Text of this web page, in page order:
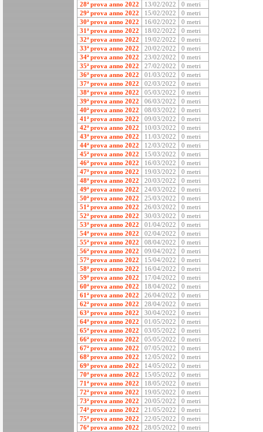
28ª prova anno 2022
13/02/2022
0 metri
29ª prova anno 2022
15/02/2022
0 metri
30ª prova anno 2022
16/02/2022
0 metri
31ª prova anno 2022
18/02/2022
0 metri
32ª prova anno 2022
19/02/2022
0 metri
33ª prova anno 2022
20/02/2022
0 metri
34ª prova anno 2022
23/02/2022
0 metri
35ª prova anno 2022
27/02/2022
0 metri
36ª prova anno 2022
01/03/2022
0 metri
37ª prova anno 2022
02/03/2022
0 metri
38ª prova anno 2022
05/03/2022
0 metri
39ª prova anno 2022
06/03/2022
0 metri
40ª prova anno 2022
08/03/2022
0 metri
41ª prova anno 2022
09/03/2022
0 metri
42ª prova anno 2022
10/03/2022
0 metri
43ª prova anno 2022
11/03/2022
0 metri
44ª prova anno 2022
12/03/2022
0 metri
45ª prova anno 2022
15/03/2022
0 metri
46ª prova anno 2022
16/03/2022
0 metri
47ª prova anno 2022
19/03/2022
0 metri
48ª prova anno 2022
20/03/2022
0 metri
49ª prova anno 2022
24/03/2022
0 metri
50ª prova anno 2022
25/03/2022
0 metri
51ª prova anno 2022
26/03/2022
0 metri
52ª prova anno 2022
30/03/2022
0 metri
53ª prova anno 2022
01/04/2022
0 metri
54ª prova anno 2022
02/04/2022
0 metri
55ª prova anno 2022
08/04/2022
0 metri
56ª prova anno 2022
09/04/2022
0 metri
57ª prova anno 2022
15/04/2022
0 metri
58ª prova anno 2022
16/04/2022
0 metri
59ª prova anno 2022
17/04/2022
0 metri
60ª prova anno 2022
18/04/2022
0 metri
61ª prova anno 2022
26/04/2022
0 metri
62ª prova anno 2022
28/04/2022
0 metri
63ª prova anno 2022
30/04/2022
0 metri
64ª prova anno 2022
01/05/2022
0 metri
65ª prova anno 2022
03/05/2022
0 metri
66ª prova anno 2022
05/05/2022
0 metri
67ª prova anno 2022
07/05/2022
0 metri
68ª prova anno 2022
12/05/2022
0 metri
69ª prova anno 2022
14/05/2022
0 metri
70ª prova anno 2022
15/05/2022
0 metri
71ª prova anno 2022
18/05/2022
0 metri
72ª prova anno 2022
19/05/2022
0 metri
73ª prova anno 2022
20/05/2022
0 metri
74ª prova anno 2022
21/05/2022
0 metri
75ª prova anno 2022
22/05/2022
0 metri
76ª prova anno 2022
28/05/2022
0 metri